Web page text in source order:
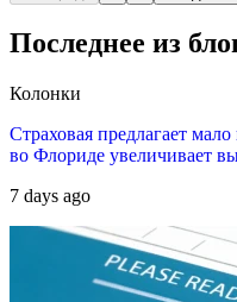
Последнее из
Колонки
Страховая предлагает
во Флориде увеличивает
7 days ago